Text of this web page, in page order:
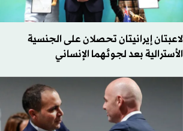
لاعبتان إيرانيتان تحصلان على الجنسية
الأسترالية بعد لجوئهما الإنساني